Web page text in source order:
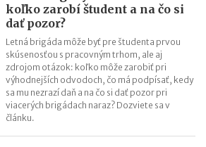
koľko zarobí študent a na čo si
dať pozor?
Letná brigáda môže byť pre študenta prvou
skúsenosťou s pracovným trhom, ale aj
zdrojom otázok: koľko môže zarobiť pri
výhodnejších odvodoch, čo má podpísať, kedy
sa mu nezrazí daň a na čo si dať pozor pri
viacerých brigádach naraz? Dozviete sa v
článku.